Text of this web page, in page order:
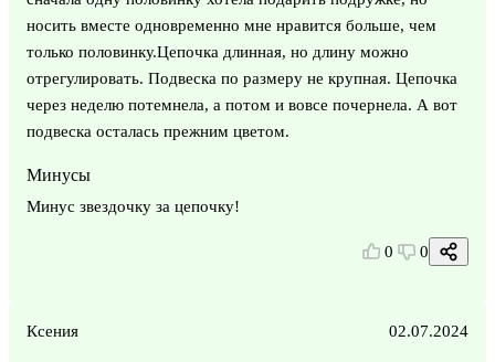
носить вместе одновременно мне нравится больше, чем
только половинку.Цепочка длинная, но длину можно
отрегулировать. Подвеска по размеру не крупная. Цепочка
через неделю потемнела, а потом и вовсе почернела. А вот
подвеска осталась прежним цветом.
Минусы
Минус звездочку за цепочку!
0 0
Ксения 02.07.2024